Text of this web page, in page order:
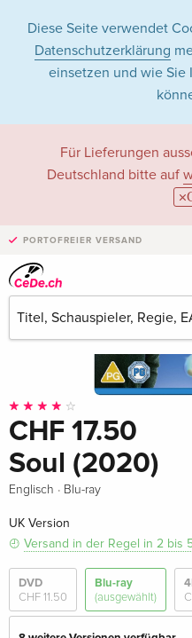
Diese Seite verwendet
Datenschutzerklärung
einsetzen und wie Sie
Für Lieferungen
Deutschland bitte auf
PORTOFREIER VERSAND
CHF 17.50
Soul (2020)
Englisch · Blu-ray
UK Version
Versand in der Regel in 2 bis
DVD
CHF 11.50
Blu-ray
(ausgewählt)